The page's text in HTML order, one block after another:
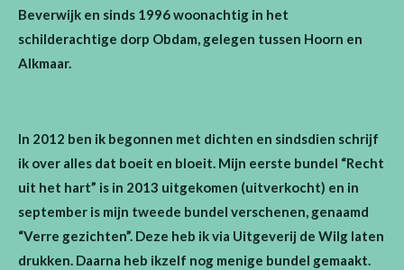
Beverwijk en sinds 1996 woonachtig in het
schilderachtige dorp Obdam, gelegen tussen Hoorn en
Alkmaar.
In 2012 ben ik begonnen met dichten en sindsdien schrijf
ik over alles dat boeit en bloeit. Mijn eerste bundel “Recht
uit het hart” is in 2013 uitgekomen (uitverkocht) en in
september is mijn tweede bundel verschenen, genaamd
“Verre gezichten”. Deze heb ik via Uitgeverij de Wilg laten
drukken. Daarna heb ikzelf nog menige bundel gemaakt.